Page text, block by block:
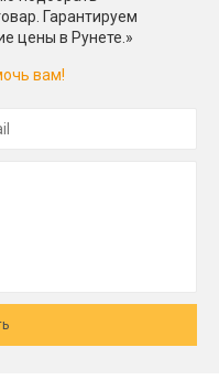
Гарантируем
цены в Рунете.»
вам!